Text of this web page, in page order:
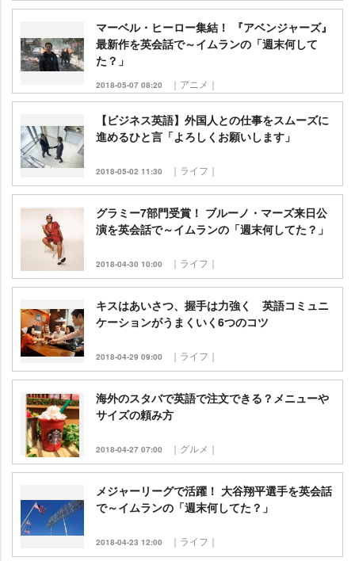
マーベル・ヒーロー集結！ 『アベンジャーズ』
最新作を英会話で～イムランの「週末何して
た？」
2018-05-07 08:20 ｜アニメ｜
【ビジネス英語】外国人との仕事をスムーズに
進めるひと言「よろしくお願いします」
2018-05-02 11:30 ｜ライフ｜
グラミー7部門受賞！ ブルーノ・マーズ来日公
演を英会話で～イムランの「週末何してた？」
2018-04-30 10:00 ｜ライフ｜
キスはあいさつ、握手は力強く 英語コミュニ
ケーションがうまくいく6つのコツ
2018-04-29 09:00 ｜ライフ｜
海外のスタバで英語で注文できる？メニュー
サイズの頼み方
2018-04-27 07:00 ｜グルメ｜
メジャーリーグで活躍！ 大谷翔平選手を英会話
で～イムランの「週末何してた？」
2018-04-23 12:00 ｜ライフ｜